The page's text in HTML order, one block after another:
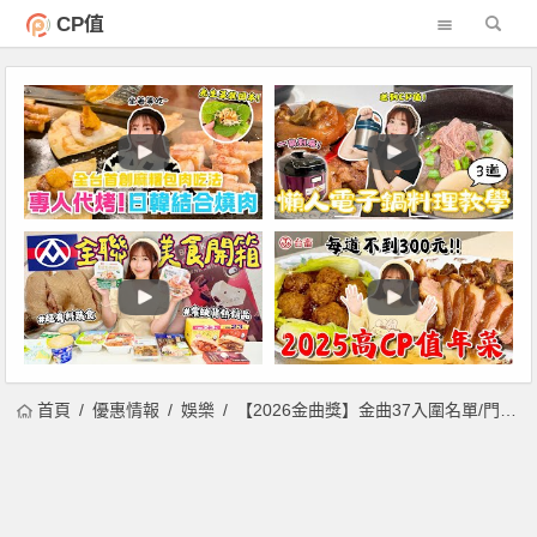
CP值
首頁 優惠情報 娛樂 【2026金曲獎】金曲37入圍名單/門票/時間地點/歌手一次看！